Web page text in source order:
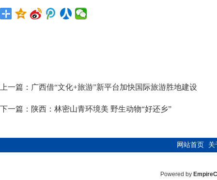
上一篇： 广西借“文化+旅游”新平台加快国际旅游胜地建设
下一篇： 陕西：林密山青环境美 野生动物“好还乡”
网站首页 关
Powered by